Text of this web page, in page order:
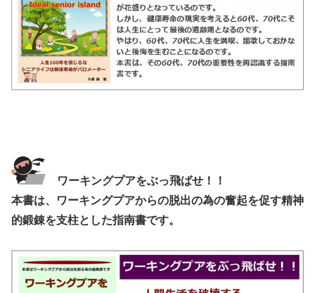
ワーキングプアをぶっ飛ばせ！！
本書は、ワーキングプアからの脱出の為の奮起を促す精神
的鍛錬を支柱とした指南書です。